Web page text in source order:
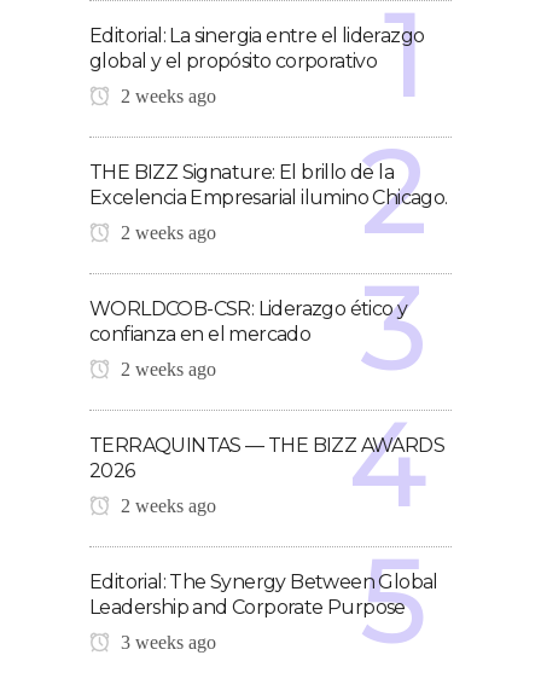
Editorial: La sinergia entre el liderazgo
global y el propósito corporativo
2 weeks ago
THE BIZZ Signature: El brillo de la
Excelencia Empresarial ilumino Chicago.
2 weeks ago
WORLDCOB-CSR: Liderazgo ético y
confianza en el mercado
2 weeks ago
TERRAQUINTAS — THE BIZZ AWARDS
2026
2 weeks ago
Editorial: The Synergy Between Global
Leadership and Corporate Purpose
3 weeks ago